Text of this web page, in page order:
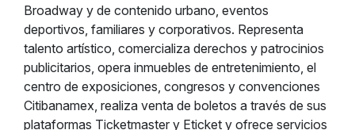
Broadway y de contenido urbano, eventos
deportivos, familiares y corporativos. Representa
talento artístico, comercializa derechos y patrocinios
publicitarios, opera inmuebles de entretenimiento, el
centro de exposiciones, congresos y convenciones
Citibanamex, realiza venta de boletos a través de sus
plataformas Ticketmaster y Eticket y ofrece servicios